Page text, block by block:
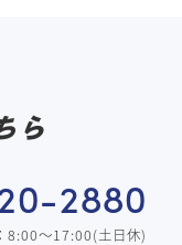
ら
2880
8:00～17:00(土日休)